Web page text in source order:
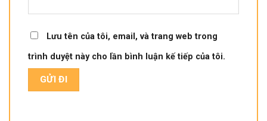
Lưu tên của tôi, email, và trang web trong
trình duyệt này cho lần bình luận kế tiếp của tôi.